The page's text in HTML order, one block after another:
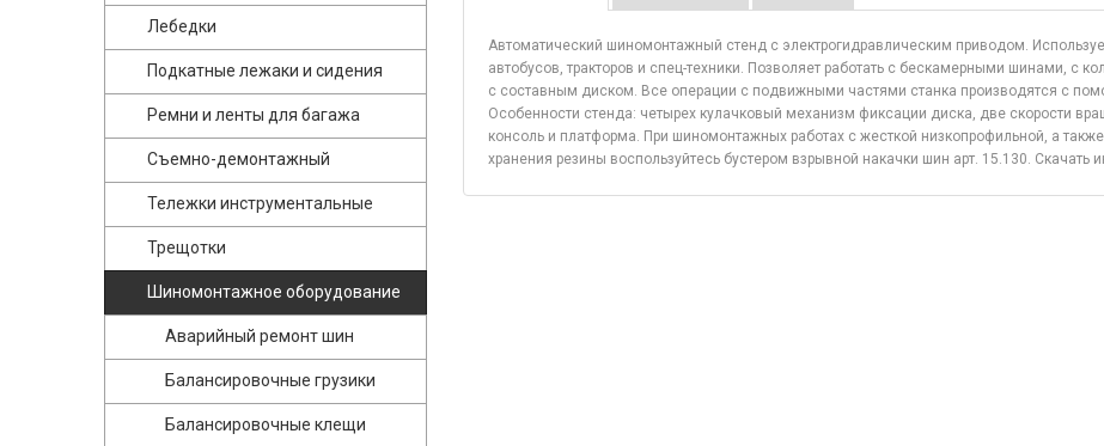
Лебедки
Подкатные лежаки и сидения
Ремни и ленты для багажа
Съемно-демонтажный
Тележки инструментальные
Трещотки
Шиномонтажное оборудование
Аварийный ремонт шин
Балансировочные грузики
Балансировочные клещи
Автоматический шиномонтажный стенд с электрогидравлическим приводом.
автобусов, тракторов и спец-техники. Позволяет работать с бескамерными шинами, с
с составным диском. Все операции с подвижными частями станка производятся с
Особенности стенда: четырех кулачковый механизм фиксации диска, две скорости
консоль и платформа. При шиномонтажных работах с жесткой низкопрофильной, а
хранения резины воспользуйтесь бустером взрывной накачки шин арт. 15.130.